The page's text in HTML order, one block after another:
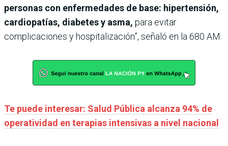
personas con enfermedades de base: hipertensión,
cardiopatías, diabetes y asma, para evitar
complicaciones y hospitalización”, señaló en la 680 AM.
Te puede interesar: Salud Pública alcanza 94% de
operatividad en terapias intensivas a nivel nacional